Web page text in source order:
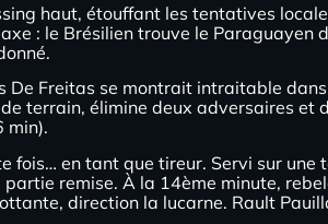
haut, étouffant les tentatives
: le Brésilien trouve le Paraguayen
De Freitas se montrait intraitable
terrain, élimine deux adversaires et
min).
fois… en tant que tireur. Servi sur une
remise. À la 14ème minute,
direction la lucarne. Rault